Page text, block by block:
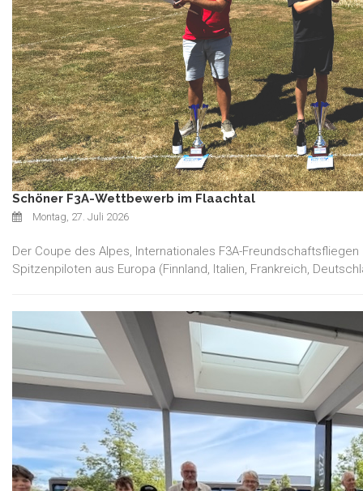
Schöner F3A-Wettbewerb im Flaachtal
Montag, 27. Juli 2026
Der Coupe des Alpes, Internationales F3A-
Spitzenpiloten aus Europa (Finnland, Italien, Frankreich,